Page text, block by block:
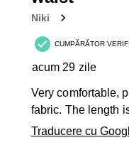
Niki
CUMPĂRĂTOR
acum 29 zile
Very comfortable,
fabric. The length
Traducere cu